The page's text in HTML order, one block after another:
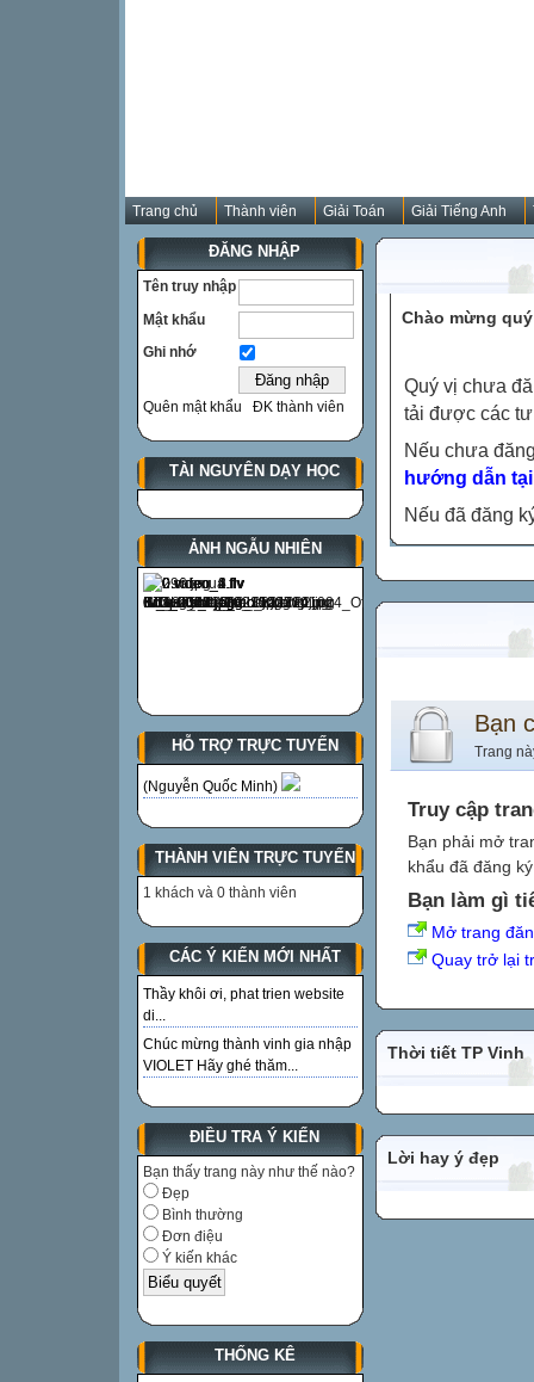
Trang chủ Thành viên Giải Toán Giải Tiếng Anh
ĐĂNG NHẬP
Tên truy nhập
Mật khẩu
Ghi nhớ
Quên mật khẩu ĐK thành viên
TÀI NGUYÊN DẠY HỌC
ẢNH NGẪU NHIÊN
HỖ TRỢ TRỰC TUYẾN
(Nguyễn Quốc Minh)
THÀNH VIÊN TRỰC TUYẾN
1 khách và 0 thành viên
CÁC Ý KIẾN MỚI NHẤT
Thầy khôi ơi, phat trien website
di...
Chúc mừng thành vinh gia nhập
VIOLET Hãy ghé thăm...
ĐIỀU TRA Ý KIẾN
Bạn thấy trang này như thế nào?
Đẹp
Bình thường
Đơn điệu
Ý kiến khác
THỐNG KÊ
Chào mừng
Quý vị chưa
tải được các
Nếu chưa
hướng dẫn
Nếu đã đăng
Bạn
Trang
Truy cập
Bạn phải mở
khẩu đã đăng
Bạn làm gì
Mở trang
Quay trở lại
Thời tiết TP Vinh
Lời hay ý đẹp